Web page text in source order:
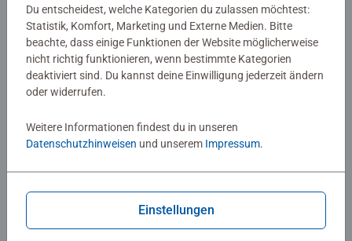
CHF 19.50
Ähnliche Motive
Movie
CHF 15.00
Du entscheidest, welche Kategorien du zulassen möchtest:
Statistik, Komfort, Marketing und Externe Medien. Bitte
beachte, dass einige Funktionen der Website möglicherweise
nicht richtig funktionieren, wenn bestimmte Kategorien
deaktiviert sind. Du kannst deine Einwilligung jederzeit ändern
oder widerrufen.
Weitere Informationen findest du in unseren
Datenschutzhinweisen und unserem Impressum.
Einstellungen